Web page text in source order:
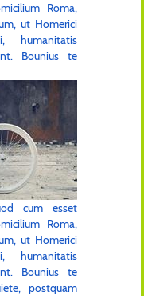
Roma,
ut Homerici
humanitatis
Bounius te
cum esset
Roma,
ut Homerici
humanitatis
Bounius te
postquam